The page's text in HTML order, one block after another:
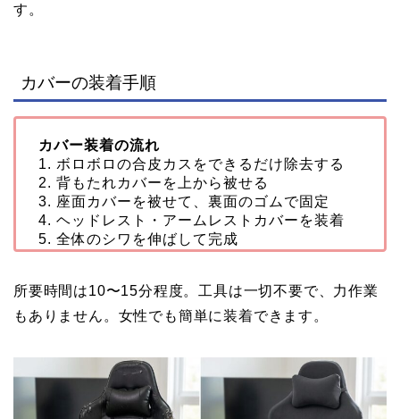
す。
カバーの装着手順
カバー装着の流れ
1. ボロボロの合皮カスをできるだけ除去する
2. 背もたれカバーを上から被せる
3. 座面カバーを被せて、裏面のゴムで固定
4. ヘッドレスト・アームレストカバーを装着
5. 全体のシワを伸ばして完成
所要時間は10〜15分程度。工具は一切不要で、力作業
もありません。女性でも簡単に装着できます。